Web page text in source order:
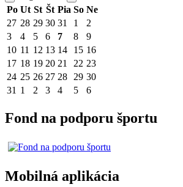
Po Ut St Št Pia So Ne
27 28 29 30 31 1
2
3
4 5 6 7 8
9
10 11 12 13 14 15 16
17 18 19 20 21 22 23
24 25 26 27 28 29 30
31 1 2 3 4 5 6
Fond na podporu športu
Mobilná aplikácia